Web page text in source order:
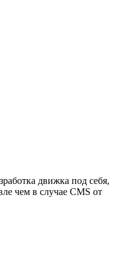
движка под себя,
чем в случае CMS от